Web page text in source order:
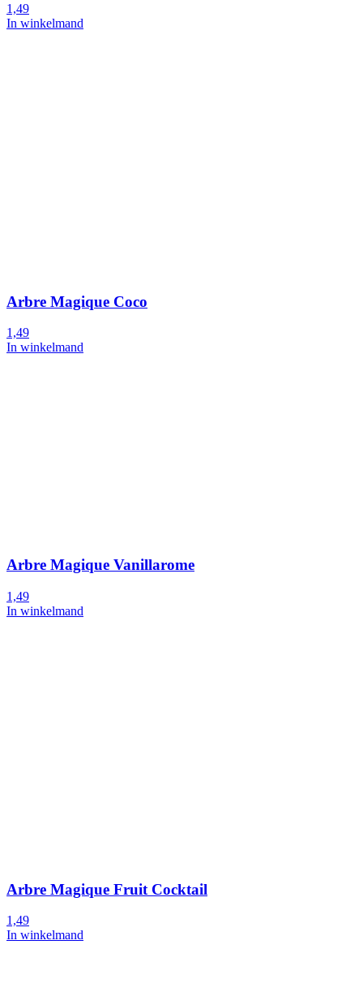
1,49
In winkelmand
Arbre Magique Coco
1,49
In winkelmand
Arbre Magique Vanillarome
1,49
In winkelmand
Arbre Magique Fruit Cocktail
1,49
In winkelmand